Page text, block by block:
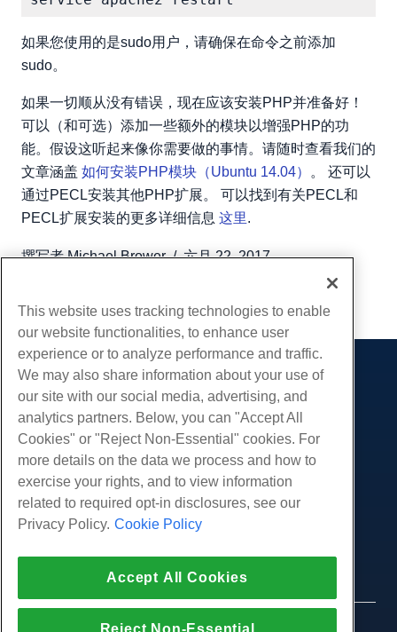
如果您使用的是sudo用户，请确保在命令之前添加
sudo。
如果一切顺从没有错误，现在应该安装PHP并准备好！
可以（和可选）添加一些额外的模块以增强PHP的功
能。假设这听起来像你需要做的事情。请随时查看我们的
文章涵盖 如何安装PHP模块（Ubuntu 14.04）
。 还可以
通过PECL安装其他PHP扩展。 可以找到有关PECL和
PECL扩展安装的更多详细信息 这里.
撰写者 Michael Brower/六月 22, 2017
产品展示
虚拟主机
企业主机
转销商托管
白标经销商
管理Linux VPS
非托管Linux VPS
管理Windows. VPS
非托管Windows VPS
云服务器
服务
社区
产品资料
公司
关于我们
按
在线聊天
This website uses tracking technologies to enable
our website functionalities, to enhance user
experience or to analyze performance and traffic.
We may also share information about your use of
our site with our social media, advertising, and
analytics partners. Below, you can "Accept All
Cookies" or "Reject Non-Essential" cookies. For
more details on the data we process and how to
exercise your rights, and to view information
related to required opt-in disclosures, see our
Privacy Policy. Cookie Policy
Accept All Cookies
Reject Non-Essential